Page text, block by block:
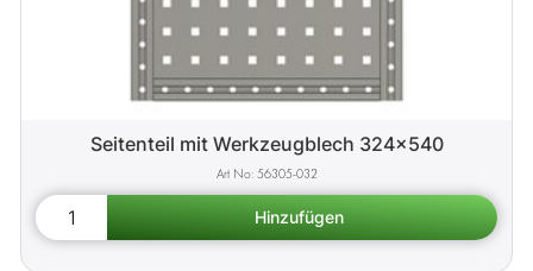
Seitenteil mit Werkzeugblech 324x540
56305-032